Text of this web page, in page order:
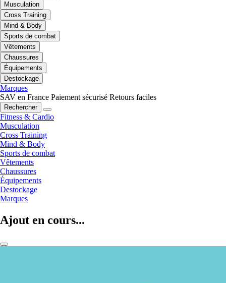
Musculation
Cross Training
Mind & Body
Sports de combat
Vêtements
Chaussures
Équipements
Destockage
Marques
SAV en France Paiement sécurisé Retours faciles
Rechercher
Fitness & Cardio
Musculation
Cross Training
Mind & Body
Sports de combat
Vêtements
Chaussures
Équipements
Destockage
Marques
Ajout en cours...